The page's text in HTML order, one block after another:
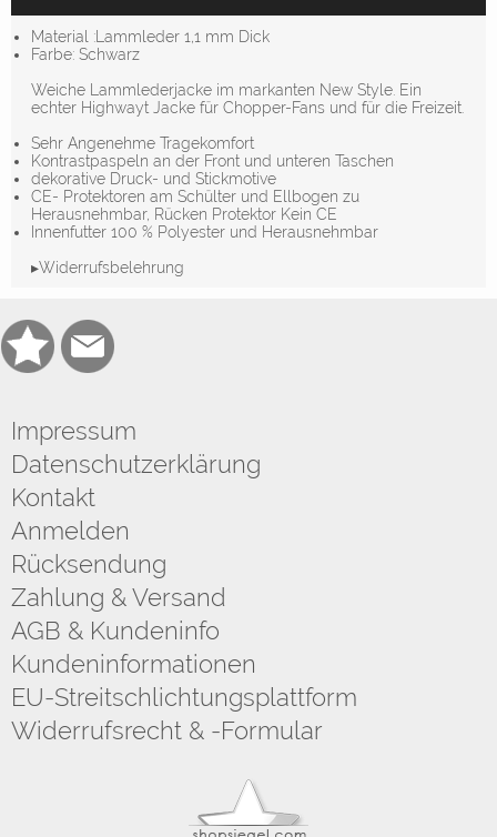
Material :Lammleder 1,1 mm Dick
Farbe: Schwarz
Weiche Lammlederjacke im markanten New Style. Ein
echter Highwayt Jacke für Chopper-Fans und für die Freizeit.
Sehr Angenehme Tragekomfort
Kontrastpaspeln an der Front und unteren Taschen
dekorative Druck- und Stickmotive
CE- Protektoren am Schülter und Ellbogen zu
Herausnehmbar, Rücken Protektor Kein CE
Innenfutter 100 % Polyester und Herausnehmbar
▸Widerrufsbelehrung
Impressum
Datenschutzerklärung
Kontakt
Anmelden
Rücksendung
Zahlung & Versand
AGB & Kundeninfo
Kundeninformationen
EU-Streitschlichtungsplattform
Widerrufsrecht & -Formular